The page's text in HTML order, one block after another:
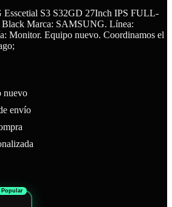
S3 S32GD 27Inch IPS FULL-
Marca: SAMSUNG. Línea:
Monitor. Equipo nuevo. Coordinamos el
nuevo
envío
Popular